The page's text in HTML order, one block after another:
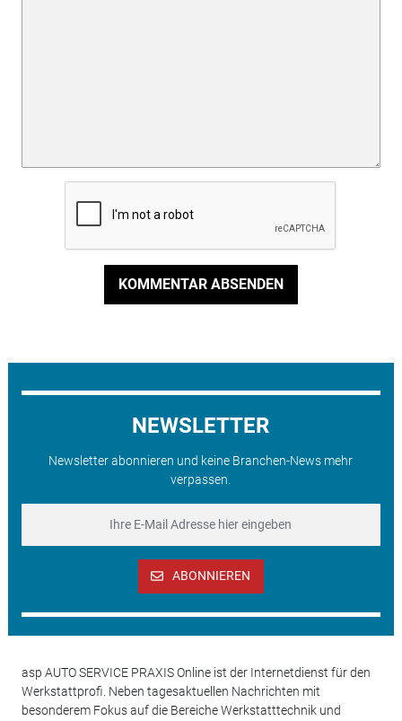
KOMMENTAR ABSENDEN
NEWSLETTER
Newsletter abonnieren und keine Branchen-News mehr
verpassen.
ABONNIEREN
asp AUTO SERVICE PRAXIS Online ist der Internetdienst für den
Werkstattprofi. Neben tagesaktuellen Nachrichten mit
besonderem Fokus auf die Bereiche Werkstatttechnik und